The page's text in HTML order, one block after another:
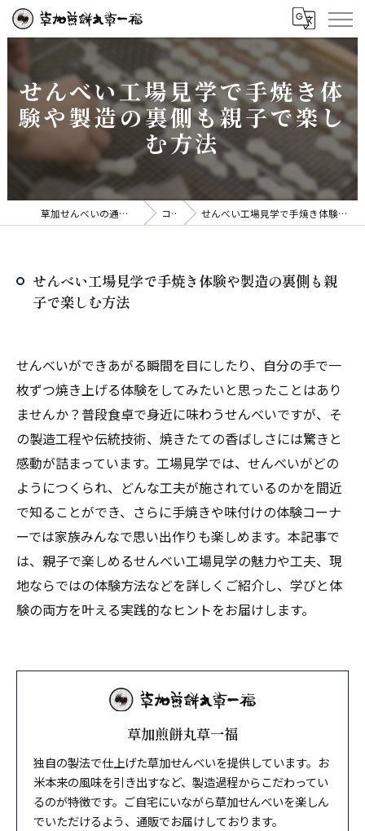
せんべい工場見学で手焼き体
験や製造の裏側も親子で楽し
む方法
草加せんべいの通販なら草加煎餅丸草一福 コラム せんべい工場見学で手焼き体験や製造の裏側も親子で楽しむ方法
せんべい工場見学で手焼き体験や製造の裏側も親
子で楽しむ方法
せんべいができあがる瞬間を目にしたり、自分の手で一
枚ずつ焼き上げる体験をしてみたいと思ったことはあり
ませんか？普段食卓で身近に味わうせんべいですが、そ
の製造工程や伝統技術、焼きたての香ばしさには驚きと
感動が詰まっています。工場見学では、せんべいがどの
ようにつくられ、どんな工夫が施されているのかを間近
で知ることができ、さらに手焼きや味付けの体験コーナ
ーでは家族みんなで思い出作りも楽しめます。本記事で
は、親子で楽しめるせんべい工場見学の魅力や工夫、現
地ならではの体験方法などを詳しくご紹介し、学びと体
験の両方を叶える実践的なヒントをお届けします。
草加煎餅丸草一福
独自の製法で仕上げた草加せんべいを提供しています。お
米本来の風味を引き出すなど、製造過程からこだわってい
るのが特徴です。ご自宅にいながら草加せんべいを楽しん
でいただけるよう、通販でお届けしております。